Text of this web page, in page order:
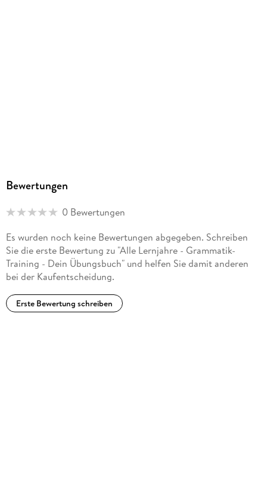
Bewertungen
0 Bewertungen
Es wurden noch keine Bewertungen abgegeben. Schreiben
Sie die erste Bewertung zu "Alle Lernjahre - Grammatik-
Training - Dein Übungsbuch" und helfen Sie damit anderen
bei der Kaufentscheidung.
Erste Bewertung schreiben